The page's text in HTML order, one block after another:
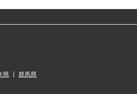
県 群馬県